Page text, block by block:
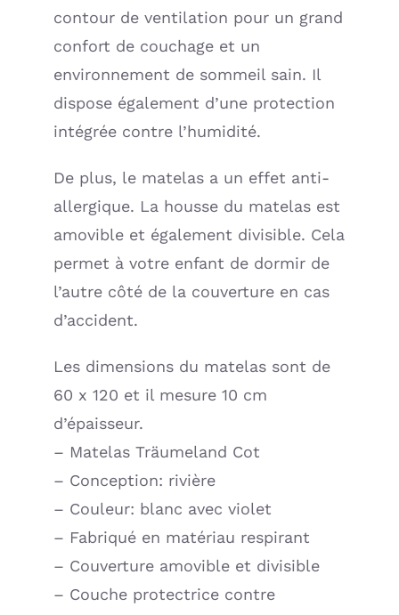
contour de ventilation pour un grand
confort de couchage et un
environnement de sommeil sain. Il
dispose également d’une protection
intégrée contre l’humidité.
De plus, le matelas a un effet anti-
allergique. La housse du matelas est
amovible et également divisible. Cela
permet à votre enfant de dormir de
l’autre côté de la couverture en cas
d’accident.
Les dimensions du matelas sont de
60 x 120 et il mesure 10 cm
d’épaisseur.
– Matelas Träumeland Cot
– Conception: rivière
– Couleur: blanc avec violet
– Fabriqué en matériau respirant
– Couverture amovible et divisible
– Couche protectrice contre